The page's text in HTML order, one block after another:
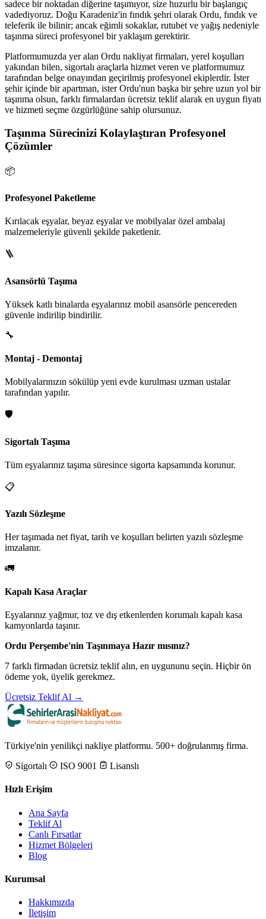
sadece bir noktadan diğerine taşımıyor, size huzurlu bir başlangıç
vadediyoruz. Doğu Karadeniz'in fındık şehri olarak Ordu, fındık ve
teleferik ile bilinir; ancak eğimli sokaklar, rutubet ve yağış nedeniyle
taşınma süreci profesyonel bir yaklaşım gerektirir.
Platformumuzda yer alan Ordu nakliyat firmaları, yerel koşulları
yakından bilen, sigortalı araçlarla hizmet veren ve platformumuz
tarafından belge onayından geçirilmiş profesyonel ekiplerdir. İster
şehir içinde bir apartman, ister Ordu'nun başka bir şehre uzun yol bir
taşınma olsun, farklı firmalardan ücretsiz teklif alarak en uygun fiyatı
ve hizmeti seçme özgürlüğüne sahip olursunuz.
Taşınma Sürecinizi Kolaylaştıran Profesyonel
Çözümler
📦
Profesyonel Paketleme
Kırılacak eşyalar, beyaz eşyalar ve mobilyalar özel ambalaj
malzemeleriyle güvenli şekilde paketlenir.
🪜
Asansörlü Taşıma
Yüksek katlı binalarda eşyalarınız mobil asansörle pencereden
güvenle indirilip bindirilir.
🔧
Montaj - Demontaj
Mobilyalarınızın sökülüp yeni evde kurulması uzman ustalar
tarafından yapılır.
🛡️
Sigortalı Taşıma
Tüm eşyalarınız taşıma süresince sigorta kapsamında korunur.
📋
Yazılı Sözleşme
Her taşımada net fiyat, tarih ve koşulları belirten yazılı sözleşme
imzalanır.
🚛
Kapalı Kasa Araçlar
Eşyalarınız yağmur, toz ve dış etkenlerden korumalı kapalı kasa
kamyonlarda taşınır.
Ordu Perşembe'nin Taşınmaya Hazır mısınız?
7 farklı firmadan ücretsiz teklif alın, en uygununu seçin. Hiçbir ön
ödeme yok, üyelik gerekmez.
Ücretsiz Teklif Al →
Türkiye'nin yenilikçi nakliye platformu. 500+ doğrulanmış firma.
Sigortalı
ISO 9001 Lisanslı
Hızlı Erişim
Ana Sayfa
Teklif Al
Canlı Fırsatlar
Hizmet Bölgeleri
Blog
Kurumsal
Hakkımızda
İletişim